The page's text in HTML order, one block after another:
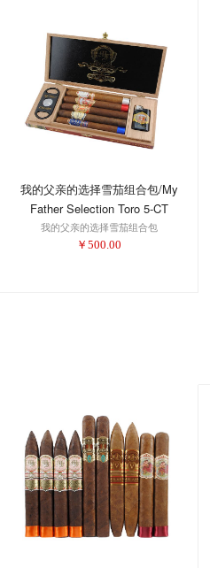
我的父亲的选择雪茄组合包/My
Father Selection Toro 5-CT
Sampler
我的父亲的选择雪茄组合包
￥ 500.00